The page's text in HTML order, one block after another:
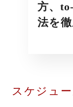
方、
法を
スケジュ